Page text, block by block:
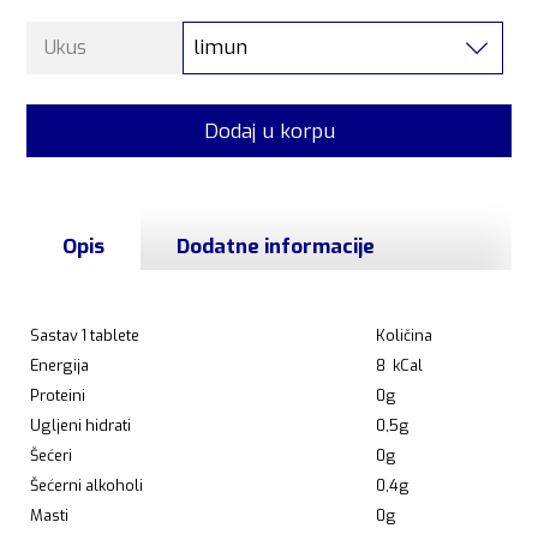
Ukus limun
Dodaj u korpu
Opis Dodatne informacije
Sastav 1 tablete
Količina
Energija
8 kCal
Proteini
0g
Ugljeni hidrati
0,5g
Šećeri
0g
Šećerni alkoholi
0,4g
Masti
0g